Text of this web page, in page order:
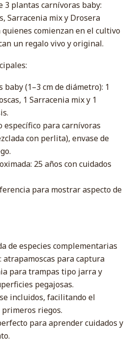
3 plantas carnívoras baby:
Sarracenia mix y Drosera
comienzan en el cultivo
un regalo vivo y original.
(1–3 cm de diámetro): 1
1 Sarracenia mix y 1
específico para carnívoras
con perlita), envase de
25 años con cuidados
para mostrar aspecto de
de especies complementarias
atrapamoscas para captura
para trampas tipo jarra y
pegajosas.
incluidos, facilitando el
riegos.
para aprender cuidados y